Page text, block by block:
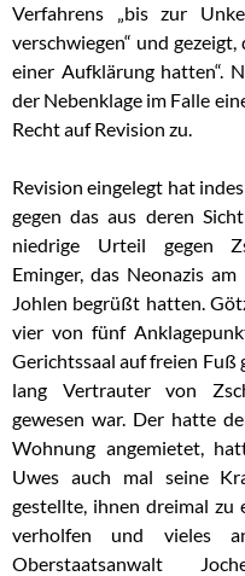
Verfahrens „bis zur
verschwiegen“ und
einer Aufklärung hatten“.
der Nebenklage im Falle
Recht auf Revision zu.
Revision eingelegt hat
gegen das aus deren
niedrige Urteil gegen
Eminger, das Neonazis
Johlen begrüßt hatten.
vier von fünf
Gerichtssaal auf freien Fuß
lang Vertrauter von
gewesen war. Der hatte
Wohnung angemietet,
Uwes auch mal seine
gestellte, ihnen dreimal zu
verholfen und vieles
Oberstaatsanwalt